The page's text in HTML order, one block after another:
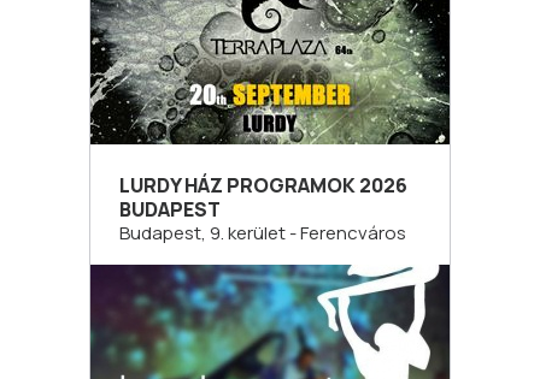
LURDY HÁZ PROGRAMOK 2026
BUDAPEST
Budapest, 9. kerület - Ferencváros